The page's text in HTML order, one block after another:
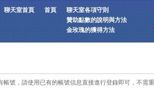
聊天室首頁 首頁
聊天室各項守則
贊助點數的說明與方法
金玫瑰的獲得方法
帳號，請使用已有的帳號信息直接進行登錄即可，不需